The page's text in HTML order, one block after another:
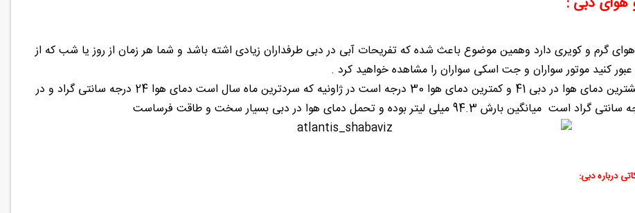
گرم و کویری دارد وهمین موضوع باعث شده که تفریحات آبی در دبی طرفداران زیادی اشته باشد و شما هر زمان از روز یا شب که از
کنید موتور سواران و جت اسکی سواران را مشاهده خواهید کرد .
میانگین بیشترین دمای هوا در دبی 41 و کمترین دمای هوا 30 درجه است در ژاونیه که سردترین ماه سال است دمای هوا 24 درجه سانتی گراد و در
درباره دبی: